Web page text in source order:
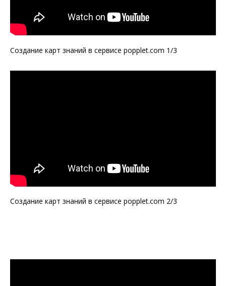
Создание карт знаний в сервисе popplet.com 1/3
Создание карт знаний в сервисе popplet.com 2/3